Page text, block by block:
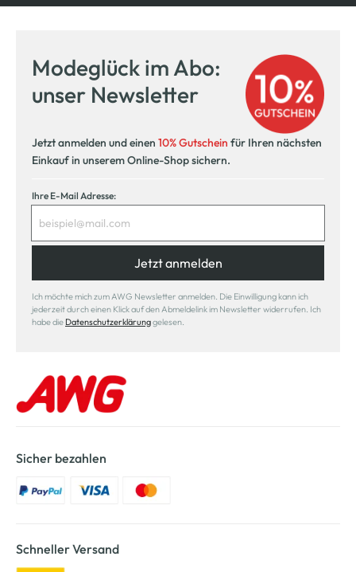
Modeglück im Abo:
unser Newsletter
Jetzt anmelden und einen 10% Gutschein für Ihren nächsten
Einkauf in unserem Online-Shop sichern.
Ihre E-Mail Adresse:
Jetzt anmelden
Ich möchte mich zum AWG Newsletter anmelden. Die Einwilligung kann ich
jederzeit durch einen Klick auf den Abmeldelink im Newsletter widerrufen. Ich
habe die Datenschutzerklärunggelesen.
Sicher bezahlen
Schneller Versand